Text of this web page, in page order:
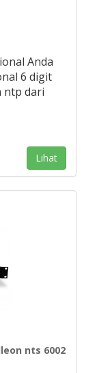
Anda
6 digit
ntp dari
Lihat
nts 6002